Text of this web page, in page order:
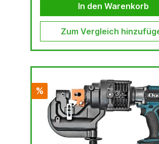
mmMaterialstärke 3,0 - 4,0 mm
Sekunden Lieferumfang OGURA...
In den Warenkorb
Zum Vergleich
%